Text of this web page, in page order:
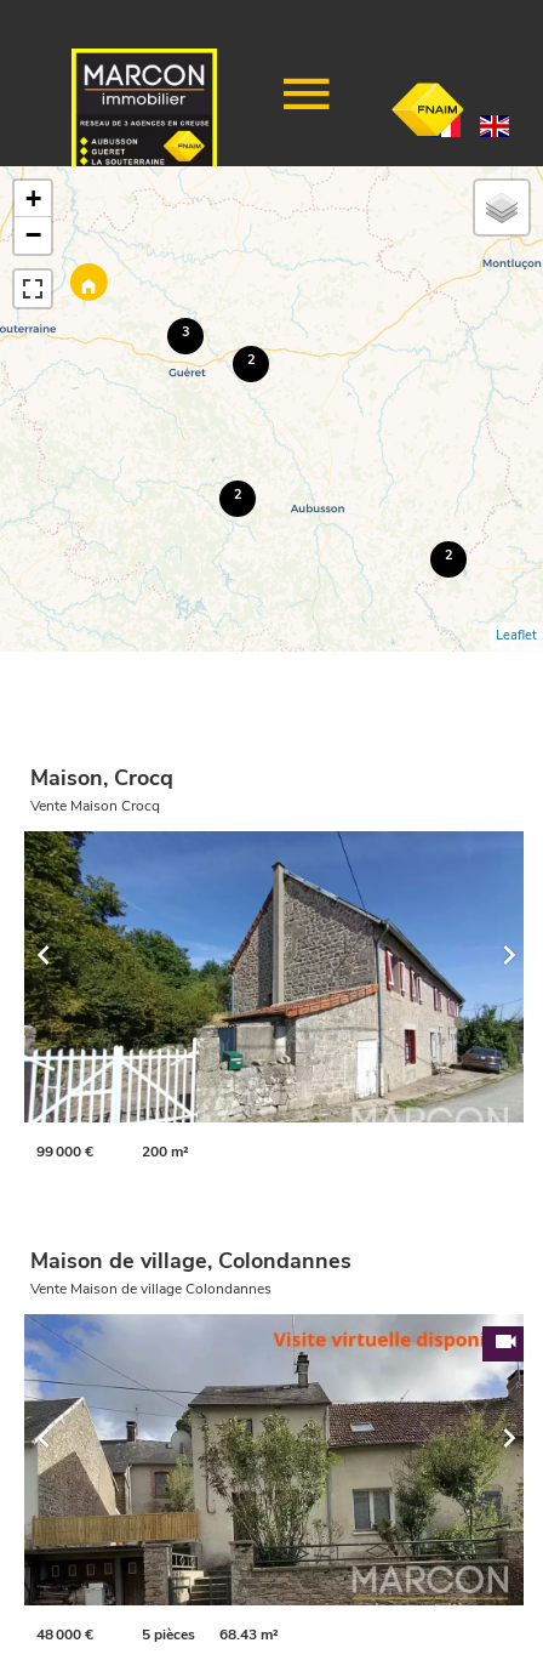
3
2
2
2
+
−
Leaflet
Maison, Crocq
Vente Maison Crocq
99 000 € 200 m²
Maison de village, Colondannes
Vente Maison de village Colondannes
48 000 € 5 pièces 68.43 m²